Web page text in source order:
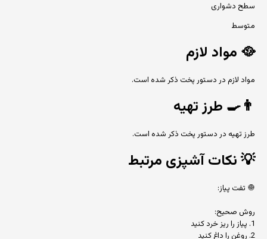
سطح دشواری
متوسط
🥘 مواد لازم
مواد لازم در دستور پخت ذکر شده است.
👨‍🍳 طرز تهیه
طرز تهیه در دستور پخت ذکر شده است.
💡نکات آشپزی مرتبط
🧅 تفت پیاز:
روش صحیح:
1. پیاز را ریز خرد کنید
2. روغن را داغ کنید